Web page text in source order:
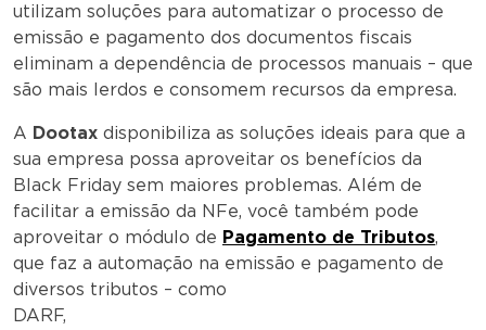
utilizam soluções para automatizar o processo de
emissão e pagamento dos documentos fiscais
eliminam a dependência de processos manuais – que
são mais lerdos e consomem recursos da empresa.
A Dootax disponibiliza as soluções ideais para que a
sua empresa possa aproveitar os benefícios da
Black Friday sem maiores problemas. Além de
facilitar a emissão da NFe, você também pode
aproveitar o módulo de Pagamento de Tributos,
que faz a automação na emissão e pagamento de
diversos tributos – como
DARF,